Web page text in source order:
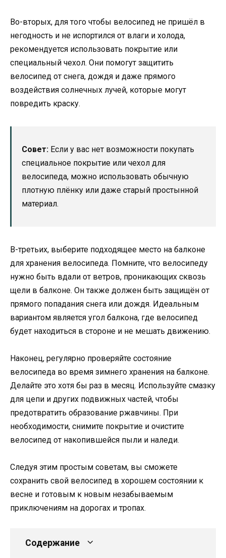
Во-вторых, для того чтобы велосипед не пришёл в
негодность и не испортился от влаги и холода,
рекомендуется использовать покрытие или
специальный чехол. Они помогут защитить
велосипед от снега, дождя и даже прямого
воздействия солнечных лучей, которые могут
повредить краску.
Совет: Если у вас нет возможности покупать
специальное покрытие или чехол для
велосипеда, можно использовать обычную
плотную плёнку или даже старый простынной
материал.
В-третьих, выберите подходящее место на балконе
для хранения велосипеда. Помните, что велосипеду
нужно быть вдали от ветров, проникающих сквозь
щели в балконе. Он также должен быть защищён от
прямого попадания снега или дождя. Идеальным
вариантом является угол балкона, где велосипед
будет находиться в стороне и не мешать движению.
Наконец, регулярно проверяйте состояние
велосипеда во время зимнего хранения на балконе.
Делайте это хотя бы раз в месяц. Используйте смазку
для цепи и других подвижных частей, чтобы
предотвратить образование ржавчины. При
необходимости, снимите покрытие и очистите
велосипед от накопившейся пыли и наледи.
Следуя этим простым советам, вы сможете
сохранить свой велосипед в хорошем состоянии к
весне и готовым к новым незабываемым
приключениям на дорогах и тропах.
Содержание